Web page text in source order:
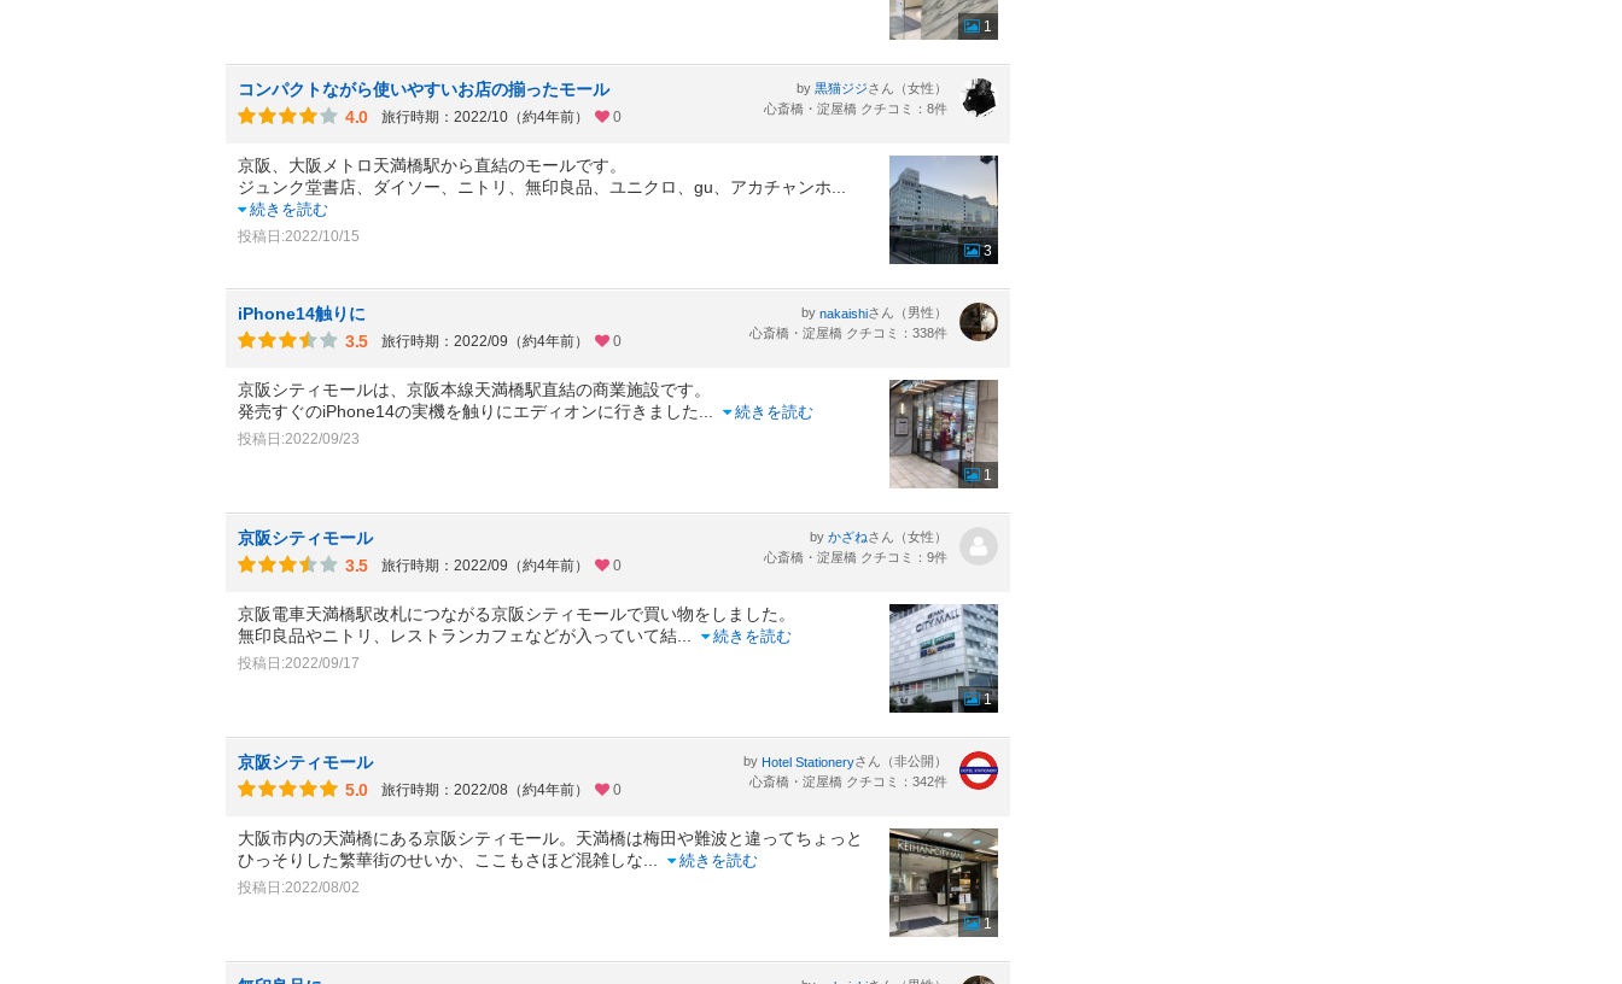
1
コンパクトながら使いやすいお店の揃ったモール
4.0
旅行時期：2022/10（約4年前） 0
by 黒猫ジジさん（女性）
心斎橋・淀屋橋 クチコミ：8件
京阪、大阪メトロ天満橋駅から直結のモールです。
ジュンク堂書店、ダイソー、ニトリ、無印良品、ユニクロ、gu、アカチャンホ
続きを読む
投稿日:2022/10/15
3
iPhone14触りに
3.5
旅行時期：2022/09（約4年前） 0
by nakaishiさん（男性）
心斎橋・淀屋橋 クチコミ：338件
京阪シティモールは、京阪本線天満橋駅直結の商業施設です。
発売すぐのiPhone14の実機を触りにエディオンに行きました
続きを読む
投稿日:2022/09/23
1
京阪シティモール
3.5
旅行時期：2022/09（約4年前） 0
by かざねさん（女性）
心斎橋・淀屋橋 クチコミ：9件
京阪電車天満橋駅改札につながる京阪シティモールで買い物をしました。
無印良品やニトリ、レストランカフェなどが入っていて結
続きを読む
投稿日:2022/09/17
1
京阪シティモール
5.0
旅行時期：2022/08（約4年前） 0
by Hotel Stationeryさん（非公開）
心斎橋・淀屋橋 クチコミ：342件
大阪市内の天満橋にある京阪シティモール。天満橋は梅田や難波と違ってちょっと
ひっそりした繁華街のせいか、ここもさほど混雑しな
続きを読む
投稿日:2022/08/02
1